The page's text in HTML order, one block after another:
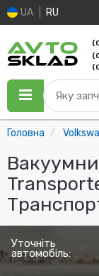
UA RU
Яку
Головна
Уточніть
автомобіль: